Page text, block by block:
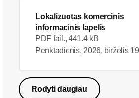
Lokalizuotas komercinis
informacinis lapelis
PDF fail., 441.4 kB
Penktadienis, 2026, birželis 19
Rodyti daugiau